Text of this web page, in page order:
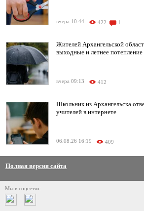
вчера 10:44 422 1
Жителей Архангельской
выходные и летнее потепление
вчера 09:13 412
Школьник из Архангельска
учителей в интернете
06.08.26 16:19 409
Полная версия сайта
Мы в соцсетях: